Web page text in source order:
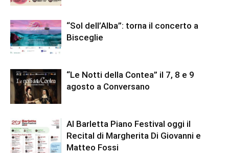
“Sol dell’Alba”: torna il concerto a
Bisceglie
“Le Notti della Contea” il 7, 8 e 9
agosto a Conversano
Al Barletta Piano Festival oggi il
Recital di Margherita Di Giovanni e
Matteo Fossi